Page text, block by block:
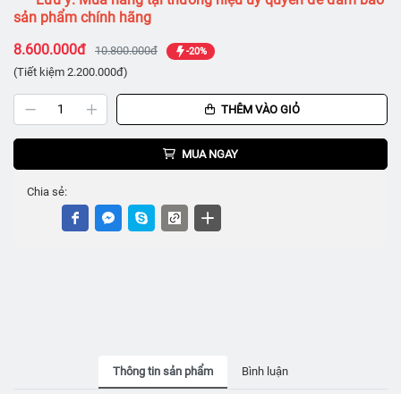
sản phẩm chính hãng
8.600.000đ
10.800.000đ -20%
(Tiết kiệm 2.200.000đ)
THÊM VÀO GIỎ
MUA NGAY
Chia sẻ:
Thông tin sản phẩm Bình luận